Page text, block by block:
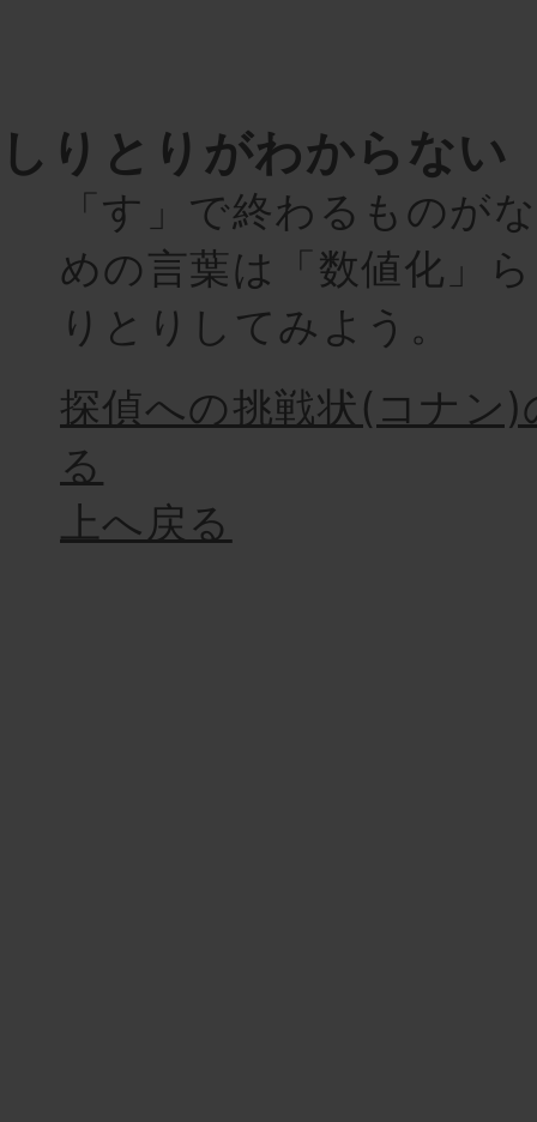
しりとりがわからない
「す」で終わるものが
めの言葉は「数値化」
りとりしてみよう。
探偵への挑戦状(コナン
る
上へ戻る